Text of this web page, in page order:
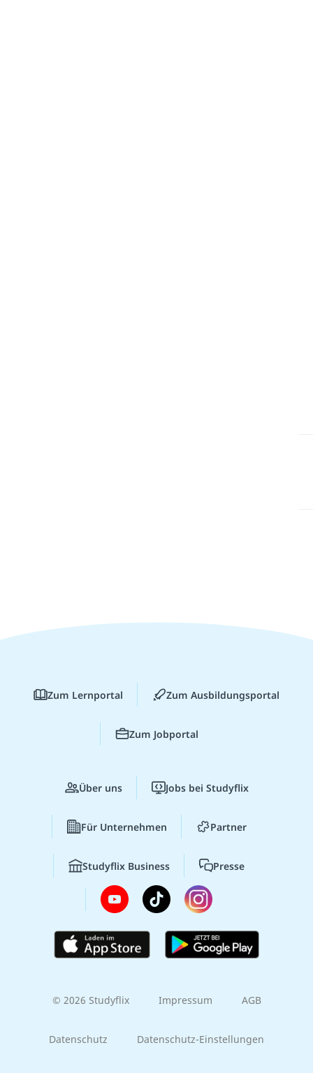
Zum Lernportal Zum Ausbildungsportal
Zum Jobportal
Über uns Jobs bei Studyflix
Für Unternehmen Partner
Studyflix Business Presse
© 2026 Studyflix Impressum AGB
Datenschutz Datenschutz-Einstellungen